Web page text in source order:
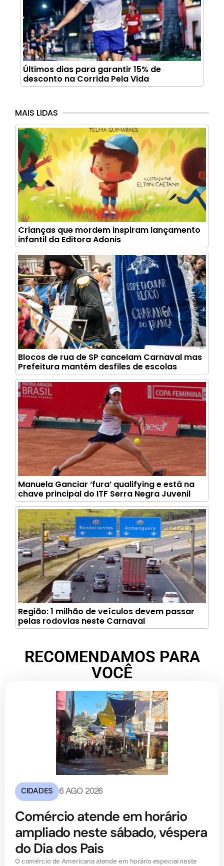
Últimos dias para garantir 15% de
desconto na Corrida Pela Vida
MAIS LIDAS
Crianças que mordem inspiram lançamento
infantil da Editora Adonis
Blocos de rua de SP cancelam Carnaval mas
Prefeitura mantém desfiles de escolas
Manuela Ganciar ‘fura’ qualifying e está na
chave principal do ITF Serra Negra Juvenil
Região: 1 milhão de veículos devem passar
pelas rodovias neste Carnaval
RECOMENDAMOS PARA
VOCÊ
CIDADES 6 AGO 2026
Comércio atende em horário
ampliado neste sábado, véspera
do Dia dos Pais
O comércio de Americana atende em horário especial neste